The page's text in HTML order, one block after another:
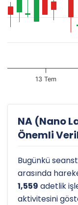
13 Tem
NA (Nano
Önemli
Bugünkü
arasında
1,559 adetlik
aktivitesini